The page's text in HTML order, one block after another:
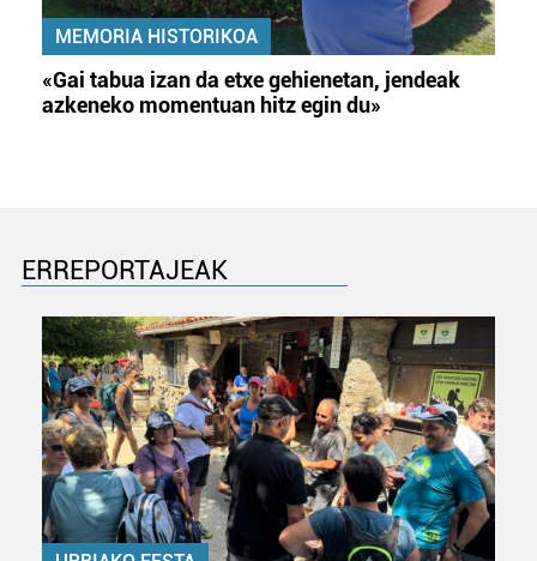
MEMORIA HISTORIKOA
«Gai tabua izan da etxe gehienetan, jendeak
azkeneko momentuan hitz egin du»
ERREPORTAJEAK